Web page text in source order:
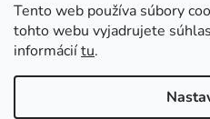
Tento web používa súbory
tohto webu vyjadrujete
informáciítu.